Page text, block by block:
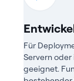
Für
Servern
geeignet.